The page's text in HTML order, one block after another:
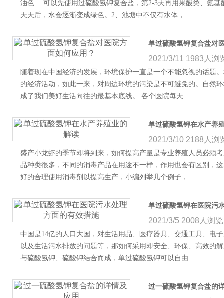
油色….可以先使用过硫酸氢钾复合盐，第2-3天再用果酸类、氨
天天后，水会逐渐变成绿色。2、池塘中不仅有水体，…
单过硫酸氢钾复合盐对
2021/3/11 1983人浏
随着现在中国经济的发展，环境保护一直是一个不能忽视的话题
的经济活动，如此一来，对周边环境的污染是不可避免的。自然
成了我们美好生活向往的最基本底线。 各个医院每天…
单过硫酸氢钾在水产养
2021/3/10 2188人浏
盛产小龙虾的季节即将到来，如何提高产量是专业养殖人员必须
品种类很多，不同的消毒产品在用途不一样，作用也会有区别，
好的合理使用消毒剂以提高生产，小编列举几个例子，…
单过硫酸氢钾在医院污
2021/3/5 2008人浏览
中国是14亿的人口大国，对生活用品、医疗器具、交通工具、电
以及生活污水排放的问题等，那如何采用即安全、环保、高效的
与硫酸氢钾、硫酸钾结合而成，单过硫酸氢钾可以自由…
过一硫酸氢钾复合盐的